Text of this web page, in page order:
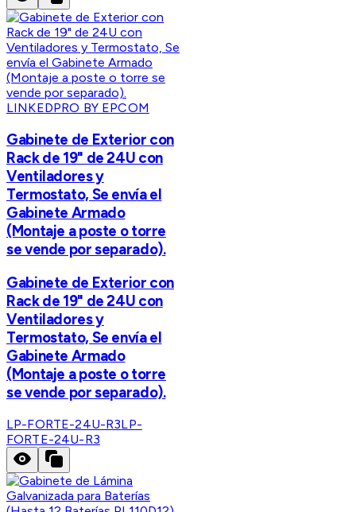
LINKEDPRO BY EPCOM
Gabinete de Exterior con
Rack de 19" de 24U con
Ventiladores y
Termostato, Se envía el
Gabinete Armado
(Montaje a poste o torre
se vende por separado).
Gabinete de Exterior con
Rack de 19" de 24U con
Ventiladores y
Termostato, Se envía el
Gabinete Armado
(Montaje a poste o torre
se vende por separado).
LP-FORTE-24U-R3LP-
FORTE-24U-R3